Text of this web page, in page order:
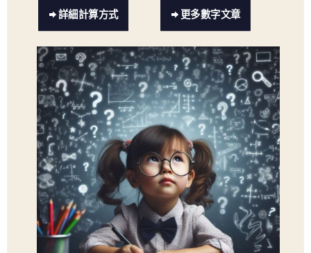
詳細計算方式 更多數字文章